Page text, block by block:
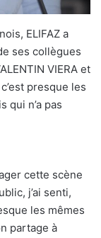
ELIFAZ a
ses collègues
VIERA et
presque les
qui n’a pas
cette scène
j’ai senti,
les mêmes
partage à